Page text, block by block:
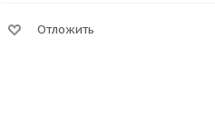
Отложить